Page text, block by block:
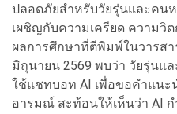
ปลอดภัยสำหรับวัยรุ่นและคน
เผชิญกับความเครียด ความ
ผลการศึกษาที่ตีพิมพ์ในวารสา
มิถุนายน 2569 พบว่า วัยรุ่นแ
ใช้แชทบอท AI เพื่อขอคำแน
อารมณ์ สะท้อนให้เห็นว่า AI